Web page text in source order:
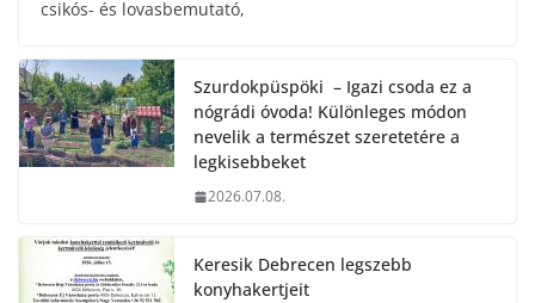
csikós- és lovasbemutató,
Szurdokpüspöki – Igazi csoda ez a
nógrádi óvoda! Különleges módon
nevelik a természet szeretetére a
legkisebbeket
2026.07.08.
Keresik Debrecen legszebb
konyhakertjeit